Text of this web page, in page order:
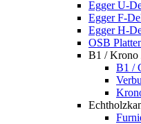
Egger U-
Egger F-
Egger H-
OSB
B1 / Krono
B1 /